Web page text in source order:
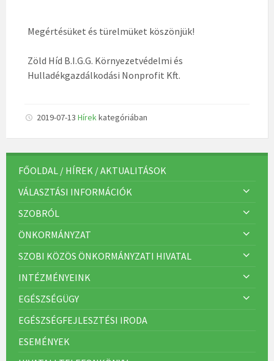
Megértésüket és türelmüket köszönjük!
Zöld Híd B.I.G.G. Környezetvédelmi és
Hulladékgazdálkodási Nonprofit Kft.
2019-07-13 Hírekkategóriában
FŐOLDAL / HÍREK / AKTUALITÁSOK
VÁLASZTÁSI INFORMÁCIÓK
SZOBRÓL
ÖNKORMÁNYZAT
SZOBI KÖZÖS ÖNKORMÁNYZATI HIVATAL
INTÉZMÉNYEINK
EGÉSZSÉGÜGY
EGÉSZSÉGFEJLESZTÉSI IRODA
ESEMÉNYEK